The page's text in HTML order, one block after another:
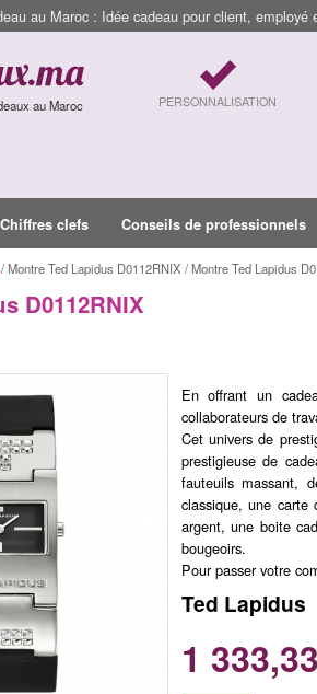
au Maroc : Idée cadeau pour client, employé
au Maroc PERSONNALISATION
Chiffres clefs Conseils de professionnels
/ Montre Ted Lapidus D0112RNIX / Montre Ted Lapidus
D0112RNIX
En offrant un
collaborateurs de
Cet univers de
prestigieuse de
fauteuils massant,
classique, une
argent, une boite
bougeoirs.
Pour passer votre
Ted Lapidus
1 333,33